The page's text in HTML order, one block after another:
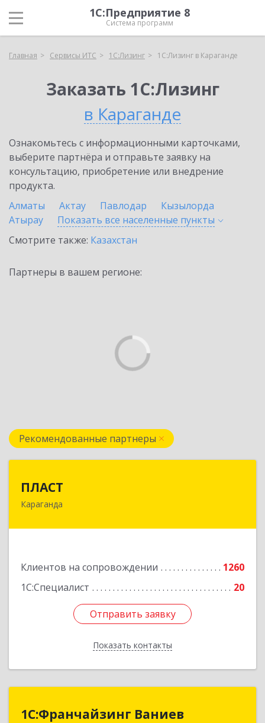
1С:Предприятие 8
Система программ
Главная Сервисы ИТС 1С:Лизинг 1С:Лизинг в Караганде
Заказать 1С:Лизинг
в Караганде
Ознакомьтесь с информационными карточками,
выберите партнёра и отправьте заявку на
консультацию, приобретение или внедрение
продукта.
Алматы
Актау Павлодар
Кызылорда
Атырау
Показать все населенные пункты
Смотрите также: Казахстан
Партнеры в вашем регионе:
Рекомендованные партнеры
ПЛАСТ
Караганда
Клиентов на сопровождении
1260
1С:Специалист
20
Отправить заявку
Показать контакты
100009,Казахстан,г.Караганда, ул.Кривогуза,
Отправить заявку
Назад
1С:Франчайзинг Ваниев
1С:Франчайзинг Ваниев